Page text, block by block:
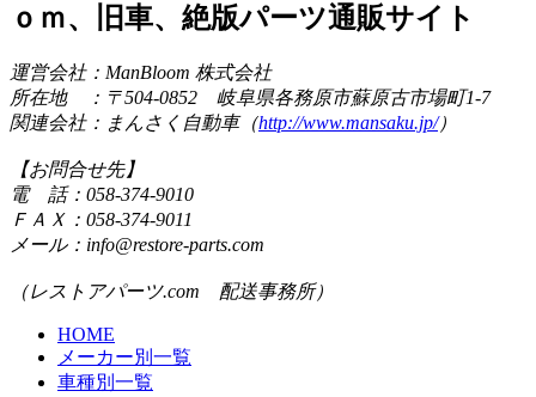
ｏｍ、旧車、絶版パーツ通販サイト
運営会社：ManBloom 株式会社
所在地 ：〒504-0852 岐阜県各務原市蘇原古市場町1-7
関連会社：まんさく自動車（http://www.mansaku.jp/）
【お問合せ先】
電 話：058-374-9010
ＦＡＸ：058-374-9011
メール：info@restore-parts.com
（レストアパーツ.com 配送事務所）
HOME
メーカー別一覧
車種別一覧